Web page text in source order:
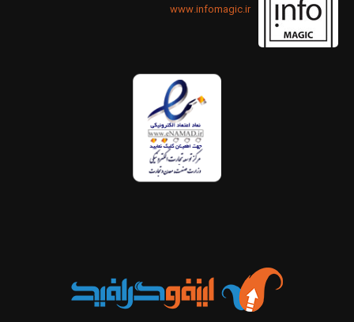
www.infomagic.ir